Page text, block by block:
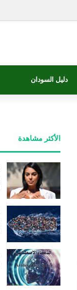
دليل السودان
الأكثر مشاهدة